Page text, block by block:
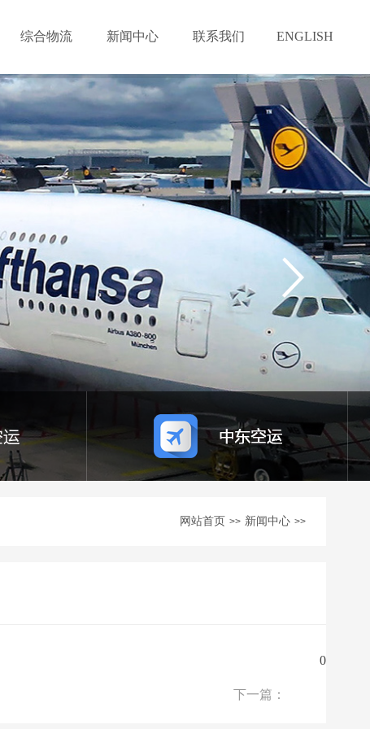
综合物流 新闻中心 联系我们 ENGLISH
网站首页 >> 新闻中心 >>
0
下一篇：